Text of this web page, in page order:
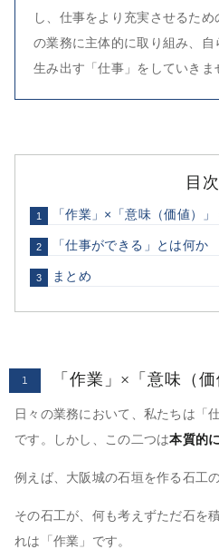
し、仕事をより充実させるた
の業務に主体的に取り組み、
生み出す「仕事」をしていきま
目次
1 「作業」×「意味（価値）」
2 「仕事ができる」とは何か
3 まとめ
1 「作業」×「意味（
日々の業務において、私たちは「
です。しかし、この二つは本質的
例えば、大阪城の石垣を作る石工
その石工が、何も考えずただ石を
れは「作業」です。